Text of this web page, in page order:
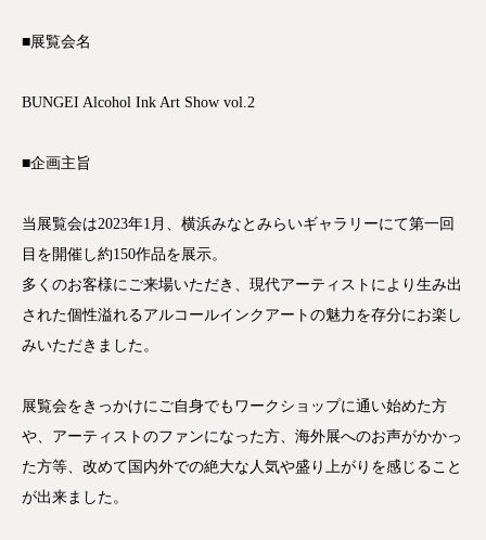
■展覧会名
BUNGEI Alcohol Ink Art Show vol.2
■企画主旨
当展覧会は2023年1月、横浜みなとみらいギャラリーにて第一回
目を開催し約150作品を展示。
多くのお客様にご来場いただき、現代アーティストにより生み出
された個性溢れるアルコールインクアートの魅力を存分にお楽し
みいただきました。
展覧会をきっかけにご自身でもワークショップに通い始めた方
や、アーティストのファンになった方、海外展へのお声がかかっ
た方等、改めて国内外での絶大な人気や盛り上がりを感じること
が出来ました。